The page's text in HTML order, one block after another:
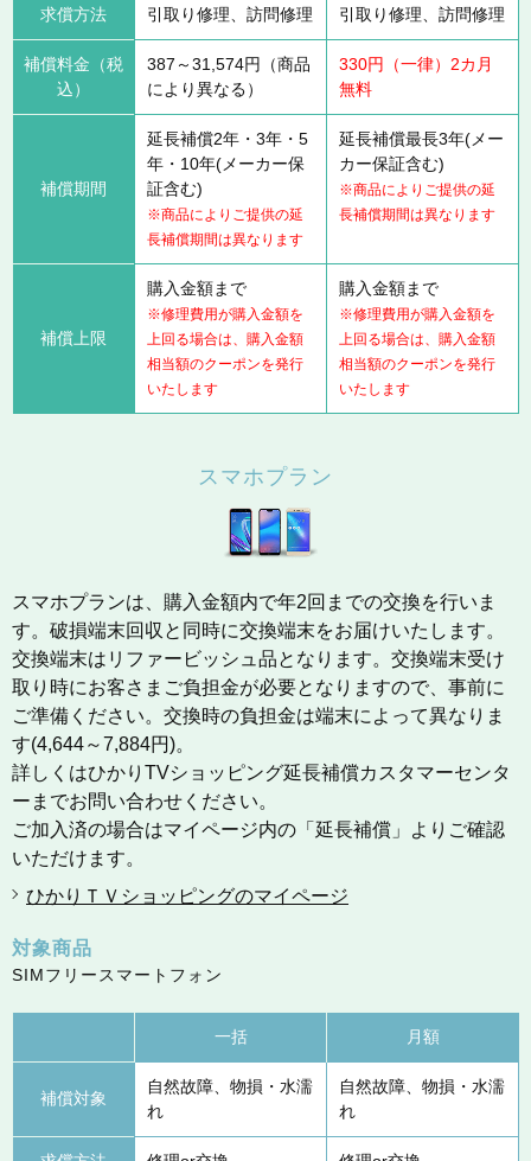
求償方法 引取り修理、訪問修理 引取り修理、訪問修理
補償料金（税
込）
387～31,574円（商品
により異なる）
330円（一律）2カ月
無料
補償期間
延長補償2年・3年・5
年・10年(メーカー保
証含む)
※商品によりご提供の延
長補償期間は異なります
延長補償最長3年(メー
カー保証含む)
※商品によりご提供の延
長補償期間は異なります
補償上限
購入金額まで
※修理費用が購入金額を
上回る場合は、購入金額
相当額のクーポンを発行
いたします
購入金額まで
※修理費用が購入金額を
上回る場合は、購入金額
相当額のクーポンを発行
いたします
スマホプラン
スマホプランは、購入金額内で年2回までの交換を行いま
す。破損端末回収と同時に交換端末をお届けいたします。
交換端末はリファービッシュ品となります。交換端末受け
取り時にお客さまご負担金が必要となりますので、事前に
ご準備ください。交換時の負担金は端末によって異なりま
す(4,644～7,884円)。
詳しくはひかりTVショッピング延長補償カスタマーセンタ
ーまでお問い合わせください。
ご加入済の場合はマイページ内の「延長補償」よりご確認
いただけます。
ひかりＴＶショッピングのマイページ
対象商品
SIMフリースマートフォン
一括 月額
補償対象
自然故障、物損・水濡
れ
自然故障、物損・水濡
れ